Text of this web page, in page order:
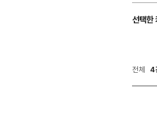
선택한
전체 4